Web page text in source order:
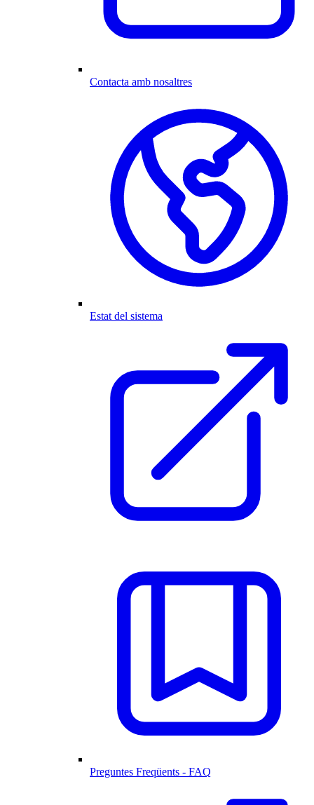
Contacta amb nosaltres
Estat del sistema
Preguntes Freqüents - FAQ